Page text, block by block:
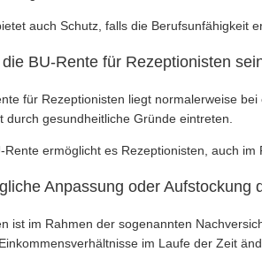
auch Schutz, falls die Berufsunfähigkeit
BU-Rente für Rezeptionisten
für Rezeptionisten liegt normalerweise
durch gesundheitliche Gründe eintreten.
Rente ermöglicht es Rezeptionisten, auch
Anpassung oder
ist im Rahmen der sogenannten
im Laufe der Zeit